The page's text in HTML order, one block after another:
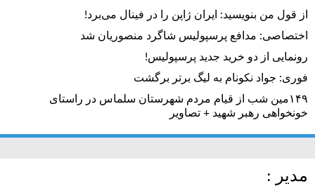
از قول من بنویسید: ایران ژاپن را در فینال می‌برد!
اختصاصی: مدافع پرسپولیس شاگرد منصوریان شد
رونمایی از دو خرید جدید پرسپولیس!
فوری: جواد نکونام به لیگ برتر برگشت
۱۴۹مین شب از قیام مردم شهرستان سلماس در راستای
خونخواهی رهبر شهید + تصاویر
مدیر :